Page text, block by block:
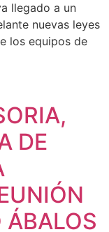
llegado a un
nuevas leyes
los equipos de
DE
ÁBALOS